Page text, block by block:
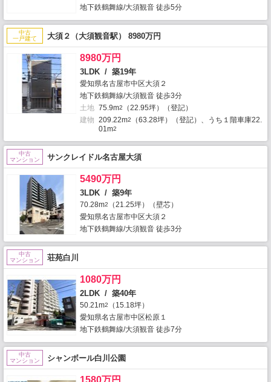
地下鉄鶴舞線/大須観音 徒歩5分
中古
一戸建て
大須２（大須観音駅） 8980万円
8980万円
3LDK / 築19年
愛知県名古屋市中区大須２
地下鉄鶴舞線/大須観音 徒歩3分
土地 75.9m2
（22.95坪）（登記）
建物 209.22m2
（63.28坪）（登記）、うち１階車庫22.
01m2
中古
マンション
サンクレイドル名古屋大須
5490万円
3LDK / 築9年
70.28m2
（21.25坪）（壁芯）
愛知県名古屋市中区大須２
地下鉄鶴舞線/大須観音 徒歩3分
中古
マンション
荘苑白川
1080万円
2LDK / 築40年
50.21m2
（15.18坪）
愛知県名古屋市中区松原１
地下鉄鶴舞線/大須観音 徒歩7分
中古
マンション
シャンボール白川公園
1580万円